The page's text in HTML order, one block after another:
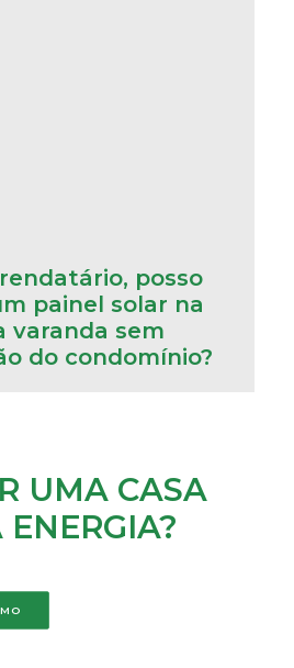
posso
painel solar na
varanda sem
do condomínio?
UMA CASA